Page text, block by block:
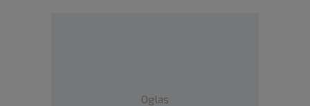
Oglas